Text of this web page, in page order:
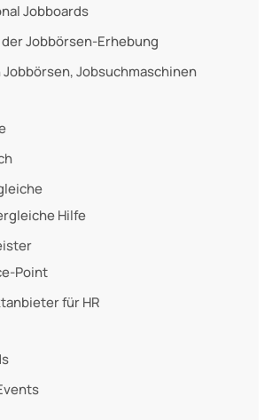
Jobboards
Jobbörsen-Erhebung
Jobsuchmaschinen
Hilfe
Point
für HR